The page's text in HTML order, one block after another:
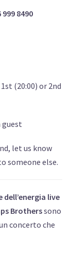
999 8490
(20:00) or 2nd
guest
let us know
someone else.
live
Brotherssono
concerto che